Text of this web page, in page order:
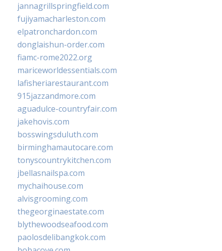
jannagrillspringfield.com
fujiyamacharleston.com
elpatronchardon.com
donglaishun-order.com
fiamc-rome2022.org
mariceworldessentials.com
lafisheriarestaurant.com
915jazzandmore.com
aguadulce-countryfair.com
jakehovis.com
bosswingsduluth.com
birminghamautocare.com
tonyscountrykitchen.com
jbellasnailspa.com
mychaihouse.com
alvisgrooming.com
thegeorginaestate.com
blythewoodseafood.com
paolosdelibangkok.com